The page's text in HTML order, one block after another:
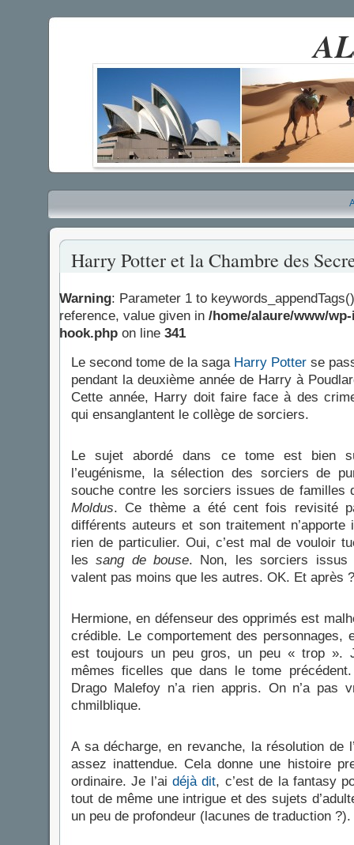
Harry Potter et la Chambre des
Warning: Parameter 1 to
reference, value given in /home/alaure/www/
hook.php on line 341
Le second tome de la saga Harry Potter se
pendant la deuxième année de Harry à
Cette année, Harry doit faire face à des
qui ensanglantent le collège de sorciers.
Le sujet abordé dans ce tome est bien
l’eugénisme, la sélection des sorciers de
souche contre les sorciers issues de familles
Moldus. Ce thème a été cent fois revisité
différents auteurs et son traitement n’apporte
rien de particulier. Oui, c’est mal de vouloir
lessang de bouse. Non, les sorciers
valent pas moins que les autres. OK. Et après ?
Hermione, en défenseur des opprimés est
crédible. Le comportement des personnages,
est toujours un peu gros, un peu « trop ».
mêmes ficelles que dans le tome
Drago Malefoy n’a rien appris. On n’a pas
chmilblique.
A sa décharge, en revanche, la résolution de
assez inattendue. Cela donne une histoire
ordinaire. Je l’aidéjà dit, c’est de la fantasy
tout de même une intrigue et des sujets
un peu de profondeur (lacunes de traduction ?).